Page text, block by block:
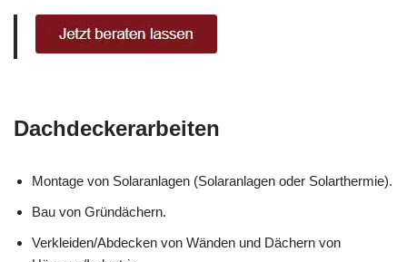
Dachdeckerarbeiten
Montage von Solaranlagen (Solaranlagen oder Solarthermie).
Bau von Gründächern.
Verkleiden/Abdecken von Wänden und Dächern von